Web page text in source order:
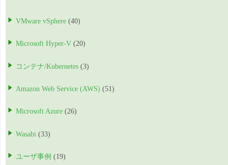
VMware vSphere (40)
Microsoft Hyper-V (20)
コンテナ/Kubernetes (3)
Amazon Web Service (AWS) (51)
Microsoft Azure (26)
Wasabi (33)
ユーザ事例 (19)